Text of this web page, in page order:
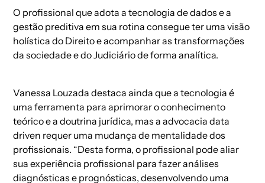
O profissional que adota a tecnologia de dados e a
gestão preditiva em sua rotina consegue ter uma visão
holística do Direito e acompanhar as transformações
da sociedade e do Judiciário de forma analítica.
Vanessa Louzada destaca ainda que a tecnologia é
uma ferramenta para aprimorar o conhecimento
teórico e a doutrina jurídica, mas a advocacia data
driven requer uma mudança de mentalidade dos
profissionais. “Desta forma, o profissional pode aliar
sua experiência profissional para fazer análises
diagnósticas e prognósticas, desenvolvendo uma